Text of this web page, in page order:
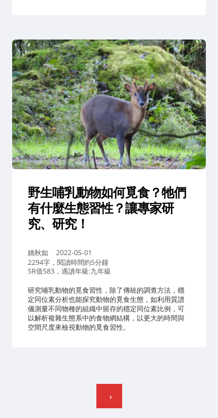
野生哺乳動物如何覓食？牠們
有什麼生態習性？讓專家研
究、研究！
作
者：
姚秋如
2022-05-01
2294字，閱讀時間約5分鐘
SR值583，適讀年級:九年級
研究哺乳動物的覓食習性，除了傳統的調查方法，穩
定同位素分析也能探究動物的覓食生態，如利用質譜
儀測量不同物種的組織中留存的穩定同位素比例，可
以解析複雜生態系中的食物網結構，以更大的時間與
空間尺度來檢視動物的覓食習性。